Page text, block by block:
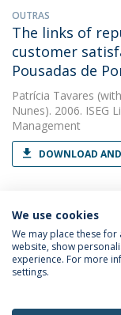
OUTRAS
The links of
customer
Pousadas de
Patrícia Tavares
Nunes). 2006. ISEG
Management
DOWNLOAD
Política de
We use cookies
We may place these
website, show
experience. For more
settings.